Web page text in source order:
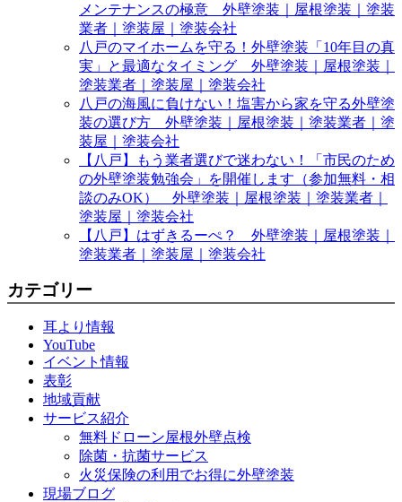
メンテナンスの極意 外壁塗装｜屋根塗装｜塗装
業者｜塗装屋｜塗装会社
八戸のマイホームを守る！外壁塗装「10年目の真
実」と最適なタイミング 外壁塗装｜屋根塗装｜
塗装業者｜塗装屋｜塗装会社
八戸の海風に負けない！塩害から家を守る外壁塗
装の選び方 外壁塗装｜屋根塗装｜塗装業者｜塗
装屋｜塗装会社
【八戸】もう業者選びで迷わない！「市民のため
の外壁塗装勉強会」を開催します（参加無料・相
談のみOK） 外壁塗装｜屋根塗装｜塗装業者｜
塗装屋｜塗装会社
【八戸】はずきるーぺ？ 外壁塗装｜屋根塗装｜
塗装業者｜塗装屋｜塗装会社
カテゴリー
耳より情報
YouTube
イベント情報
表彰
地域貢献
サービス紹介
無料ドローン屋根外壁点検
除菌・抗菌サービス
火災保険の利用でお得に外壁塗装
現場ブログ